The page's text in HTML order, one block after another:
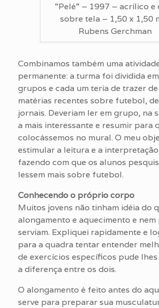
“Pelé” – 1997 – acrílico e
sobre tela – 1,50 x 1,50
Rubens Gerchman
Combinamos também uma
permanente: a turma foi dividida
grupos e cada um teria de trazer de
matérias recentes sobre futebol,
jornais. Deveriam ler em grupo, na
a mais interessante e resumir para
colocássemos no mural. O meu
estimular a leitura e a
fazendo com que os alunos
lessem mais sobre futebol.
Conhecendo o próprio corpo
Muitos jovens não tinham idéia do
alongamento e aquecimento e nem
serviam. Expliquei rapidamente e
para a quadra tentar entender
de exercícios específicos pude
a diferença entre os dois.
O alongamento é feito antes do
serve para preparar sua